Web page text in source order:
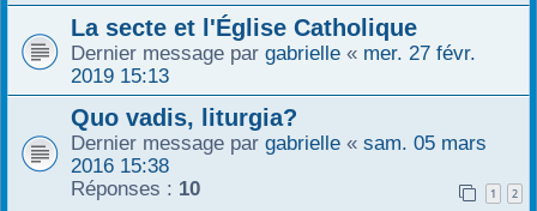
La secte et l'Église Catholique
Dernier message par gabrielle « mer. 27 févr.
2019 15:13
Quo vadis, liturgia?
Dernier message par gabrielle « sam. 05 mars
2016 15:38
Réponses : 10 1 2